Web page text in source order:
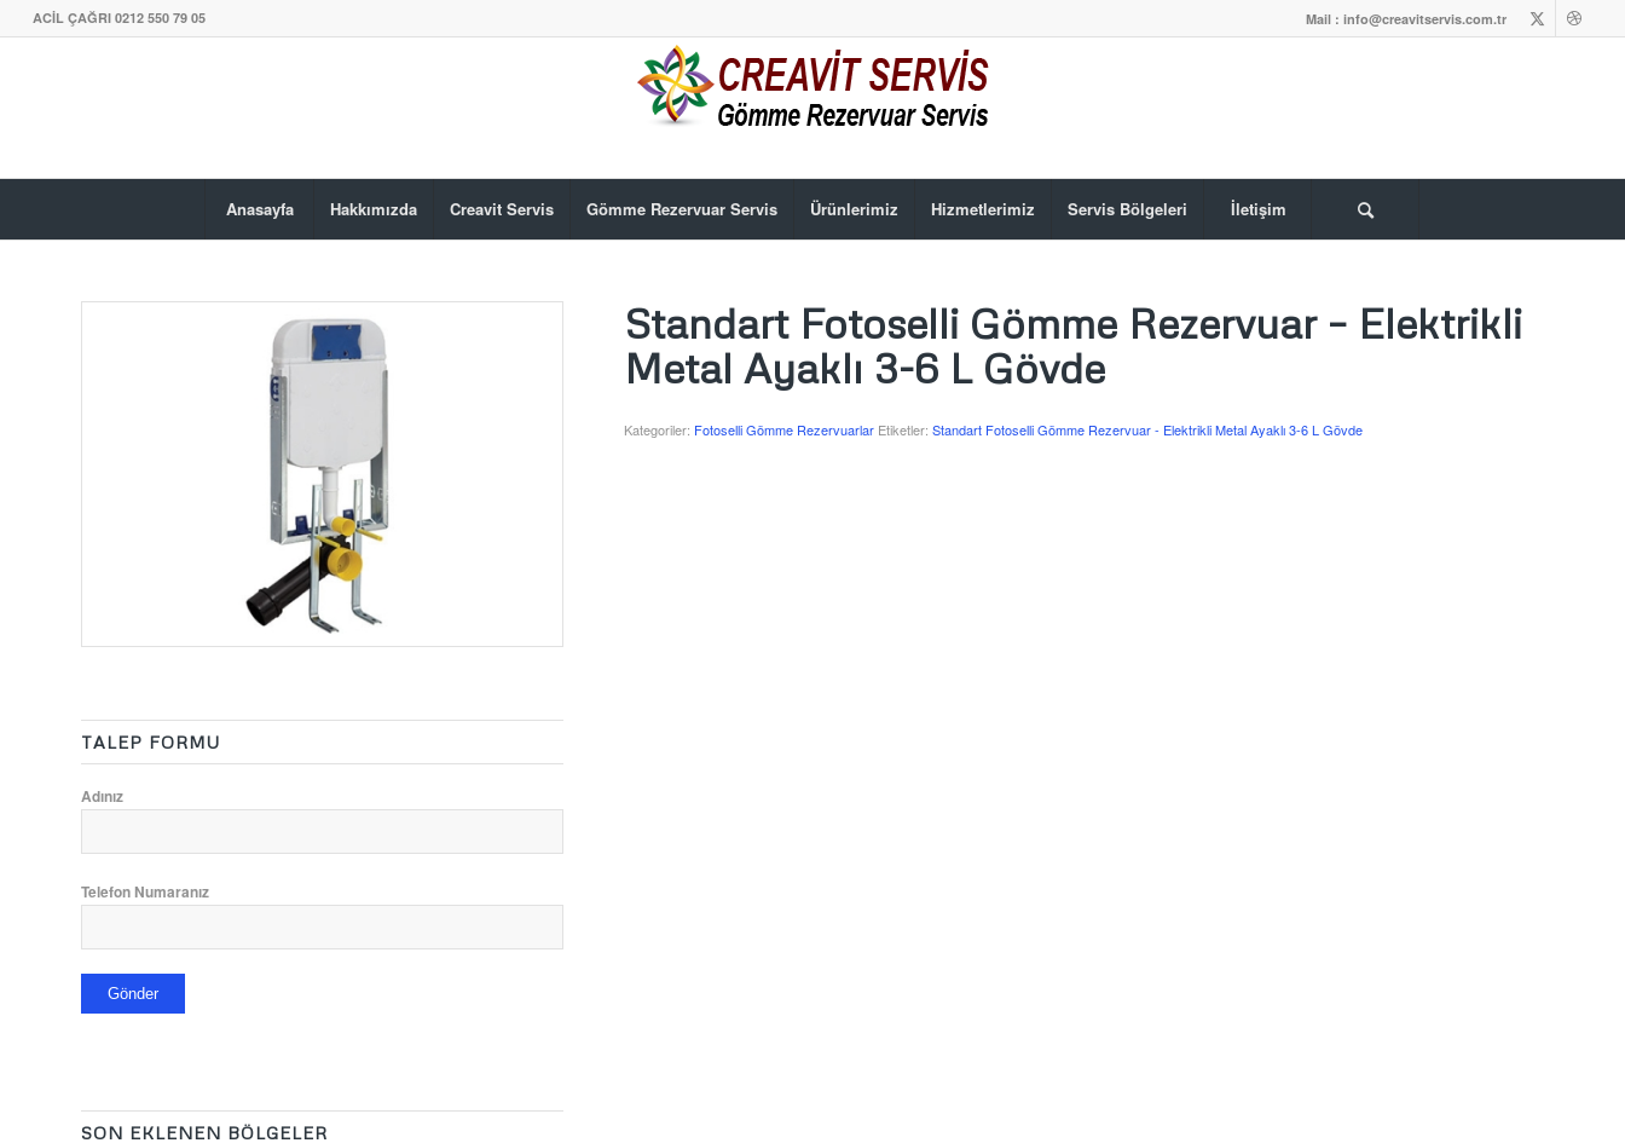
Mail : info@creavitservis.com.tr
ACİL ÇAĞRI 0212 550 79 05
Anasayfa Hakkımızda Creavit Servis Gömme Rezervuar Servis Ürünlerimiz Hizmetlerimiz Servis Bölgeleri İletişim
TALEP FORMU
Adınız
Telefon Numaranız
SON EKLENEN BÖLGELER
Standart Fotoselli Gömme Rezervuar – Elektrikli
Metal Ayaklı 3-6 L Gövde
Kategoriler: Fotoselli Gömme Rezervuarlar Etiketler:Standart Fotoselli Gömme Rezervuar - Elektrikli Metal Ayaklı 3-6 L Gövde